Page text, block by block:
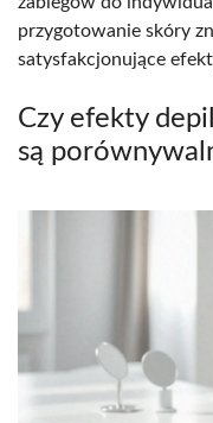
przygotowanie skóry
satysfakcjonujące
Czy efekty
są